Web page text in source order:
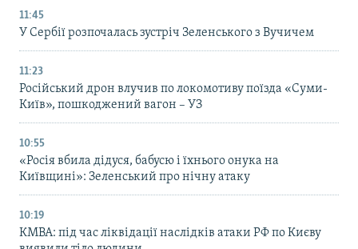
11:45
У Сербії розпочалась зустріч Зеленського з Вучичем
11:23
Російський дрон влучив по локомотиву поїзда «Суми-
Київ», пошкоджений вагон – УЗ
10:55
«Росія вбила дідуся, бабусю і їхнього онука на
Київщині»: Зеленський про нічну атаку
10:19
КМВА: під час ліквідації наслідків атаки РФ по Києву